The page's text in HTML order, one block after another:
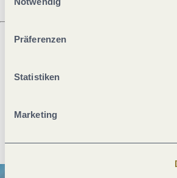
ablehnen" kann es zu
Präferenzen
Statistiken
Marketing